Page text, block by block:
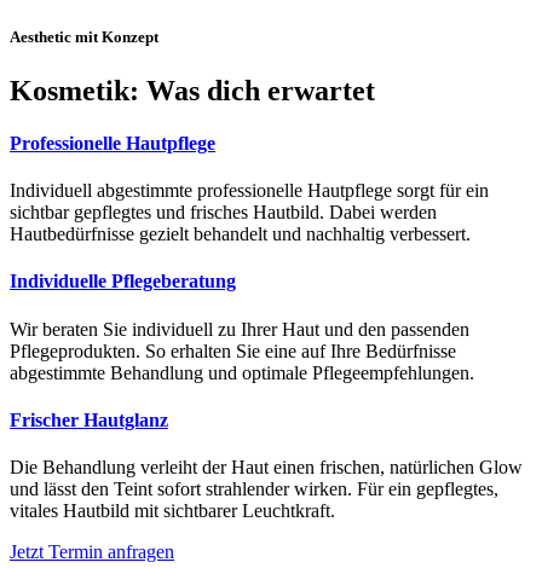
Aesthetic mit Konzept
Kosmetik: Was dich erwartet
Professionelle Hautpflege
Individuell abgestimmte professionelle Hautpflege sorgt für ein
sichtbar gepflegtes und frisches Hautbild. Dabei werden
Hautbedürfnisse gezielt behandelt und nachhaltig verbessert.
Individuelle Pflegeberatung
Wir beraten Sie individuell zu Ihrer Haut und den passenden
Pflegeprodukten. So erhalten Sie eine auf Ihre Bedürfnisse
abgestimmte Behandlung und optimale Pflegeempfehlungen.
Frischer Hautglanz
Die Behandlung verleiht der Haut einen frischen, natürlichen Glow
und lässt den Teint sofort strahlender wirken. Für ein gepflegtes,
vitales Hautbild mit sichtbarer Leuchtkraft.
Jetzt Termin anfragen